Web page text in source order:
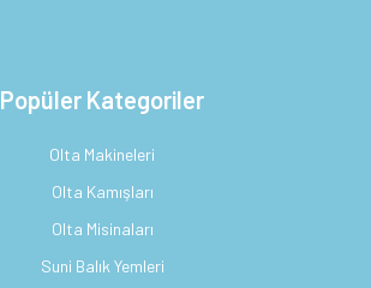
Popüler Kategoriler
Olta Makineleri
Olta Kamışları
Olta Misinaları
Suni Balık Yemleri